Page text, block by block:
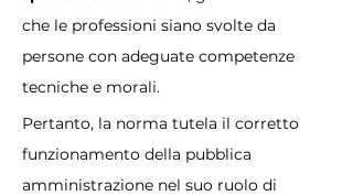
che le professioni siano svolte da
persone con adeguate competenze
tecniche e morali.
Pertanto, la norma tutela il corretto
funzionamento della pubblica
amministrazione nel suo ruolo di